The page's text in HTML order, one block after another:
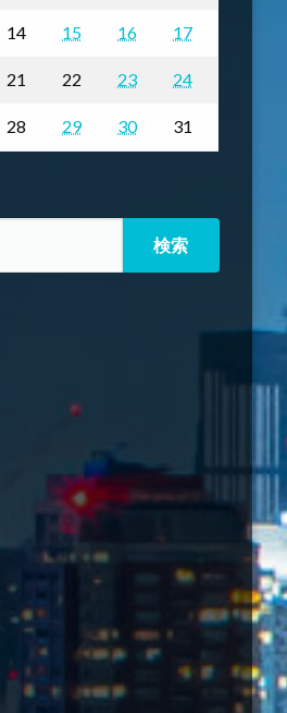
14 15 16 17
21 22 23 24
28 29 30 31